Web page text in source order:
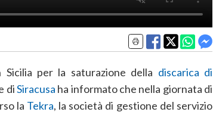
Sicilia per la saturazione della discarica di
diSiracusa ha informato che nella giornata di
la Tekra, la società di gestione del servizio